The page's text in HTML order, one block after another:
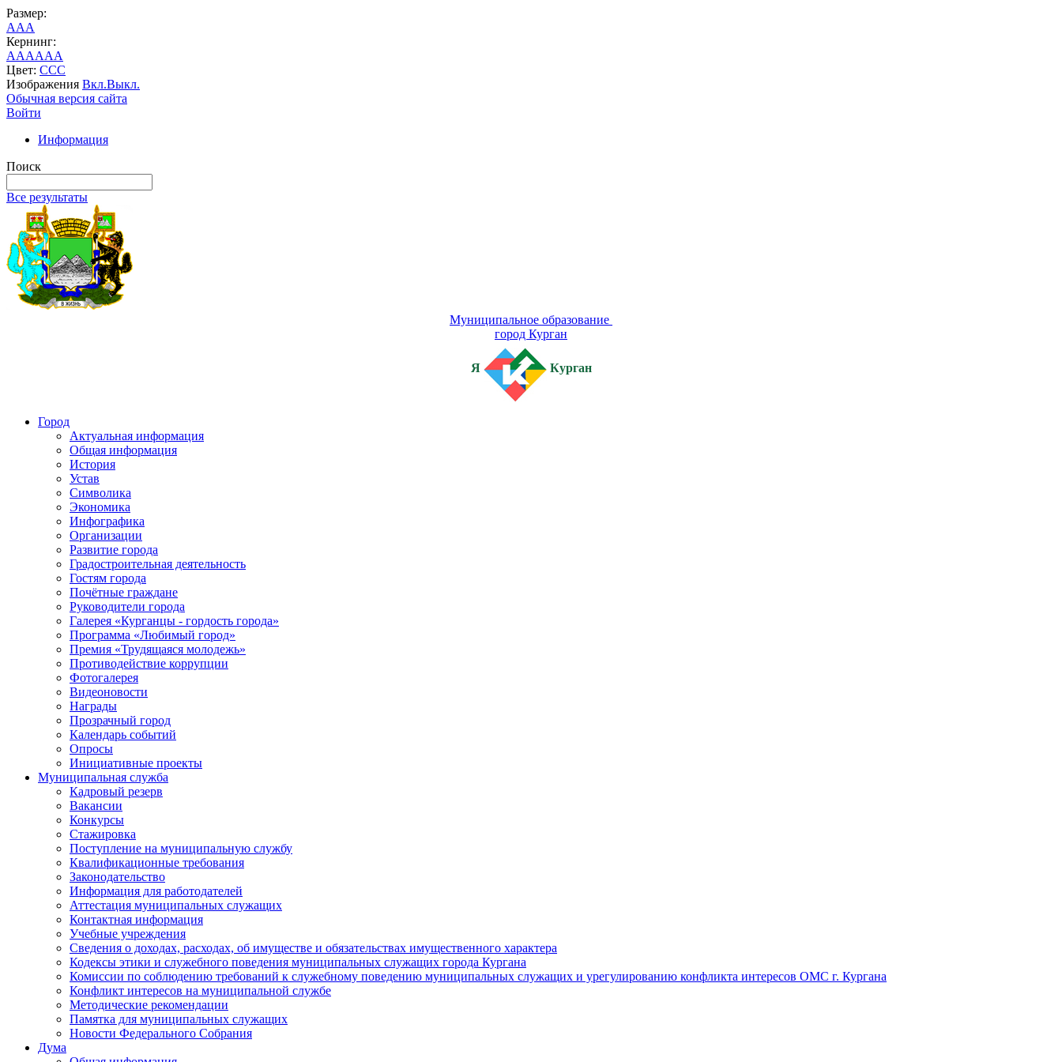
Размер:
AAA
Кернинг:
AAAAAA
Цвет: CCC
Изображения Вкл.Выкл.
Обычная версия сайта
Войти
Информация
Поиск
Все результаты
Муниципальное образование
город Курган
Я Курган
Город
Актуальная информация
Общая информация
История
Устав
Символика
Экономика
Инфографика
Организации
Развитие города
Градостроительная деятельность
Гостям города
Почётные граждане
Руководители города
Галерея «Курганцы - гордость города»
Программа «Любимый город»
Премия «Трудящаяся молодежь»
Противодействие коррупции
Фотогалерея
Видеоновости
Награды
Прозрачный город
Календарь событий
Опросы
Инициативные проекты
Муниципальная служба
Кадровый резерв
Вакансии
Конкурсы
Стажировка
Поступление на муниципальную службу
Квалификационные требования
Законодательство
Информация для работодателей
Аттестация муниципальных служащих
Контактная информация
Учебные учреждения
Сведения о доходах, расходах, об имуществе и обязательствах имущественного характера
Кодексы этики и служебного поведения муниципальных служащих города Кургана
Комиссии по соблюдению требований к служебному поведению муниципальных служащих и урегулированию конфликта интересов ОМС г. Кургана
Конфликт интересов на муниципальной службе
Методические рекомендации
Памятка для муниципальных служащих
Новости Федерального Cобрания
Дума